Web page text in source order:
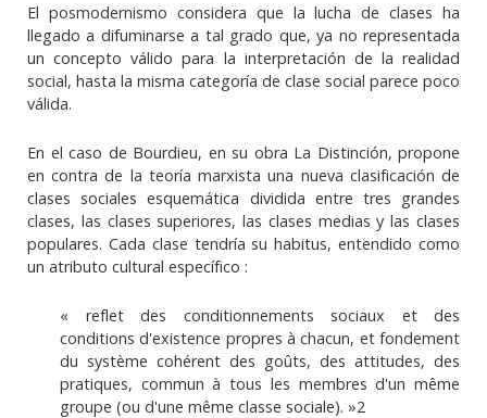
El posmodernismo considera que la lucha de clases ha
llegado a difuminarse a tal grado que, ya no representada
un concepto válido para la interpretación de la realidad
social, hasta la misma categoría de clase social parece poco
válida.
En el caso de Bourdieu, en su obra La Distinción, propone
en contra de la teoría marxista una nueva clasificación de
clases sociales esquemática dividida entre tres grandes
clases, las clases superiores, las clases medias y las clases
populares. Cada clase tendría su habitus, entendido como
un atributo cultural específico :
« reflet des conditionnements sociaux et des
conditions d'existence propres à chacun, et fondement
du système cohérent des goûts, des attitudes, des
pratiques, commun à tous les membres d'un même
groupe (ou d'une même classe sociale). »2